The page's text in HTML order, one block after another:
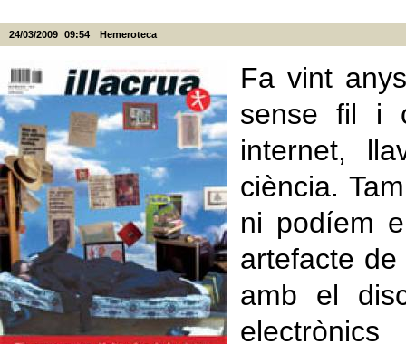
24/03/2009 09:54 Hemeroteca
Fa vint
sense fil i
internet,
ciència.
ni podíem
artefacte
amb el